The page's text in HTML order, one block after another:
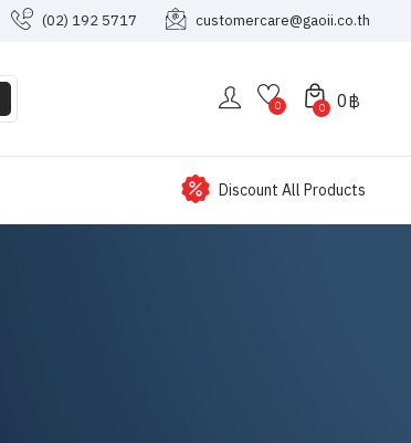
(02) 192 5717 customercare@gaoii.co.th
0 0฿
0
Discount All Products